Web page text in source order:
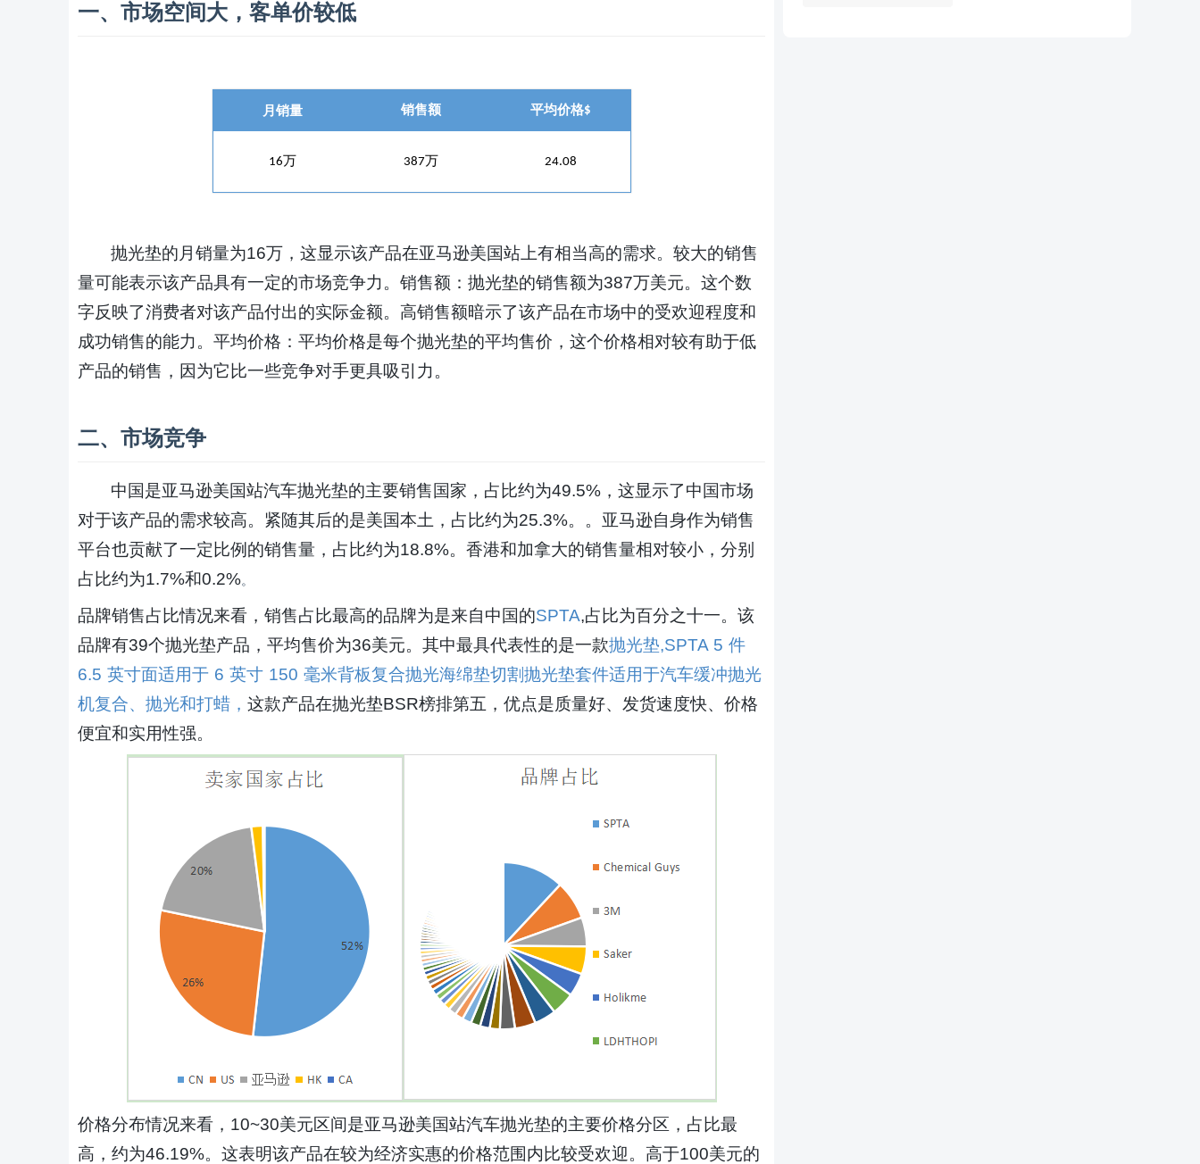
一、市场空间大，客单价较低
月销量 销售额 平均价格$
16万 387万 24.08
抛光垫的月销量为16万，这显示该产品在亚马逊美国站上有相当高的需求。较大的销售
量可能表示该产品具有一定的市场竞争力。销售额：抛光垫的销售额为387万美元。这个数
字反映了消费者对该产品付出的实际金额。高销售额暗示了该产品在市场中的受欢迎程度和
成功销售的能力。平均价格：平均价格是每个抛光垫的平均售价，这个价格相对较有助于低
产品的销售，因为它比一些竞争对手更具吸引 力。
二、 市场竞争
中国是亚马逊美国站汽车抛光垫的主要销售国家，占比约为49.5%，这显示了中国市场
对于该产品的需求较高。紧随其后的是美国本土，占比约为25.3%。。亚马逊自身作为销售
平台也贡献了一定比例的销售量，占比约为18.8%。香港和加拿大的销售量相对较小，分别
占比约为1.7%和0.2%。
品牌销售占比情况来看，销售占比最高的品牌为是来自中国的SPTA,占比为百分之十一。该
品牌有39个抛光垫产品，平均售价为36美元。其中最具代表性的是一款抛光垫,SPTA 5 件
6.5 英寸面适用于 6 英寸 150 毫米背板复合抛光海绵垫切割抛光垫套件适用于汽车缓冲抛光
机复合、抛光和打蜡 ， 这款产品在抛光垫BSR榜排第五，优点是质量好、发货速度快、价格
便宜和实用性强。
价格分布情况来看， 10~30美元区间是亚马逊美国站汽车抛光垫的主要价格分区，占比最
高，约为46.19%。这表明该产品在较为经济实惠的价格范围内比较受欢迎。 高于100美元的